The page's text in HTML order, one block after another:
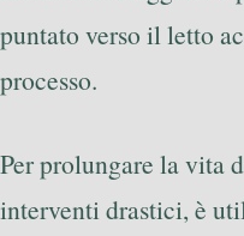
puntato verso il letto
processo.
Per prolungare la vita
interventi drastici, è